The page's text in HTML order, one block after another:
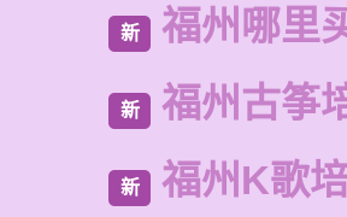
新 福州哪里
新 福州古筝
新 福州K歌